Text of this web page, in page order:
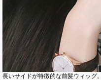
長いサイドが特徴的な前髪ウィッグ。